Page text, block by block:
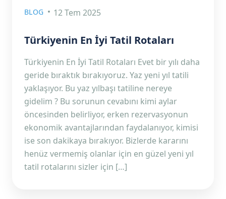
BLOG 12 Tem 2025
Türkiyenin En İyi Tatil Rotaları
Türkiyenin En İyi Tatil Rotaları Evet bir yılı daha
geride bıraktık bırakıyoruz. Yaz yeni yıl tatili
yaklaşıyor. Bu yaz yılbaşı tatiline nereye
gidelim ? Bu sorunun cevabını kimi aylar
öncesinden belirliyor, erken rezervasyonun
ekonomik avantajlarından faydalanıyor, kimisi
ise son dakikaya bırakıyor. Bizlerde kararını
henüz vermemiş olanlar için en güzel yeni yıl
tatil rotalarını sizler için […]